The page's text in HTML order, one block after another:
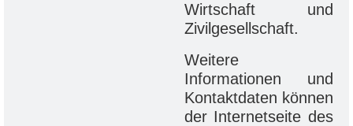
Wirtschaft und
Zivilgesellschaft.
Weitere
Informationen und
Kontaktdaten können
der Internetseite des